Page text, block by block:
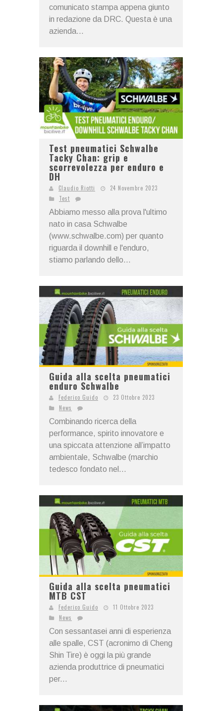
comunicato stampa appena giunto
in redazione da DRC. Questa è una
azienda...
Test pneumatici Schwalbe
Tacky Chan: grip e
scorrevolezza per enduro e
DH
Claudio Riotti
24 Novembre 2023
Test
Abbiamo messo alla prova l'ultimo
nato in casa Schwalbe
(www.schwalbe.com) per quanto
riguarda il downhill e l'enduro,
stiamo parlando dello...
Guida alla scelta pneumatici
enduro Schwalbe
Federico Guido
23 Ottobre 2023
News
Combinando ricerca della
performance, spirito innovatore e
una spiccata attenzione all’impatto
ambientale, Schwalbe (marchio
tedesco fondato nel...
Guida alla scelta pneumatici
MTB CST
Federico Guido
11 Ottobre 2023
News
Con sessantasei anni di esperienza
alle spalle, CST (acronimo di Cheng
Shin Tire) è oggi la più grande
azienda produttrice di pneumatici
per...